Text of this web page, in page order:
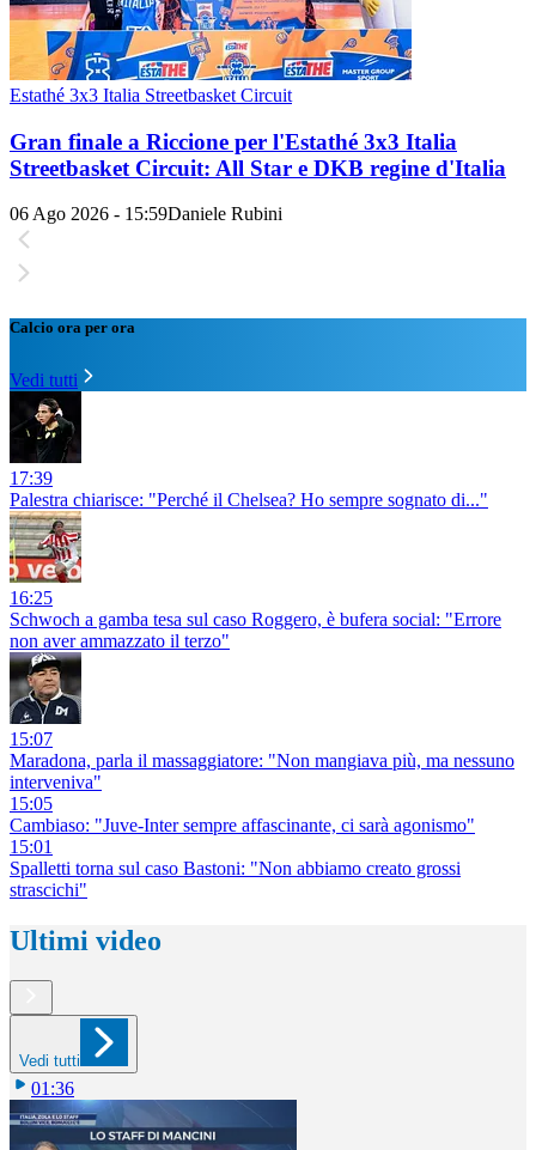
Estathé 3x3 Italia Streetbasket Circuit
Gran finale a Riccione per l'Estathé 3x3 Italia
Streetbasket Circuit: All Star e DKB regine d'Italia
06 Ago 2026 - 15:59Daniele Rubini
Calcio ora per ora
Vedi tutti
17:39
Palestra chiarisce: "Perché il Chelsea? Ho sempre sognato di..."
16:25
Schwoch a gamba tesa sul caso Roggero, è bufera social: "Errore
non aver ammazzato il terzo"
15:07
Maradona, parla il massaggiatore: "Non mangiava più, ma nessuno
interveniva"
15:05
Cambiaso: "Juve-Inter sempre affascinante, ci sarà agonismo"
15:01
Spalletti torna sul caso Bastoni: "Non abbiamo creato grossi
strascichi"
Ultimi video
Vedi tutti
01:36